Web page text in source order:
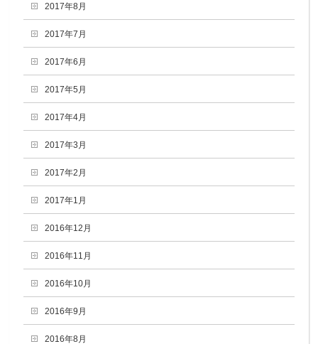
2017年8月
2017年7月
2017年6月
2017年5月
2017年4月
2017年3月
2017年2月
2017年1月
2016年12月
2016年11月
2016年10月
2016年9月
2016年8月